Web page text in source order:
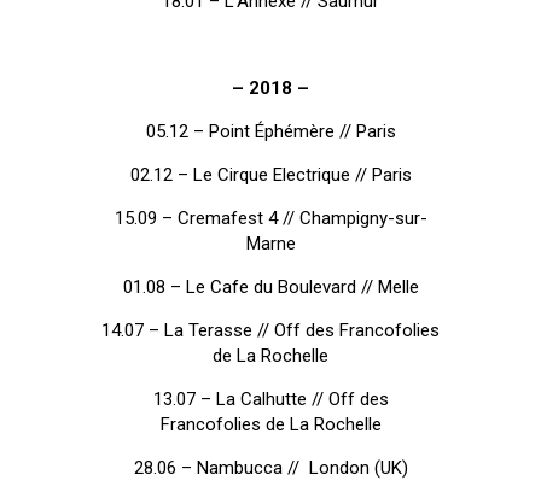
– 2018 –
05.12 – Point Éphémère // Paris
02.12 – Le Cirque Electrique // Paris
15.09 – Cremafest 4 // Champigny-sur-
Marne
01.08 – Le Cafe du Boulevard // Melle
14.07 – La Terasse // Off des Francofolies
de La Rochelle
13.07 – La Calhutte // Off des
Francofolies de La Rochelle
28.06 – Nambucca // London (UK)